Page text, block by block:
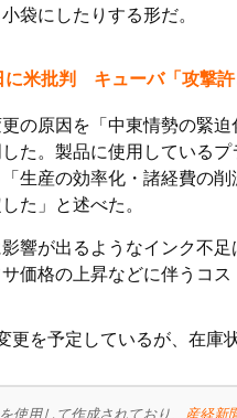
袋にしたりする形だ。
に米批判 キューバ「攻撃許
の原因を「中東情勢の緊
た。製品に使用している
生産の効率化・諸経費の
た」と述べた。
響が出るようなインク不
価格の上昇などに伴うコス
更を予定しているが、在庫
使用して作成されており、 産経新